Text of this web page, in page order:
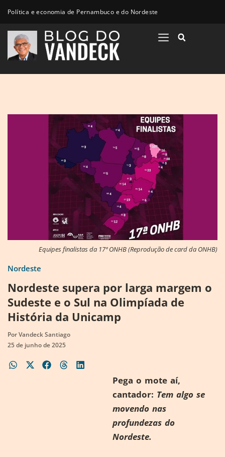
Política e economia de Pernambuco e do Nordeste
Equipes finalistas da 17ª ONHB (Reprodução de card da ONHB)
Nordeste
Nordeste supera por larga margem o
Sudeste e o Sul na Olimpíada de
História da Unicamp
PorVandeck Santiago
25 de junho de 2025
Pega o mote aí,
cantador: Tem algo se
movendo nas
profundezas do
Nordeste.